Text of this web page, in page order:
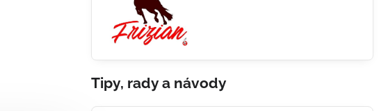
Tipy, rady a návody